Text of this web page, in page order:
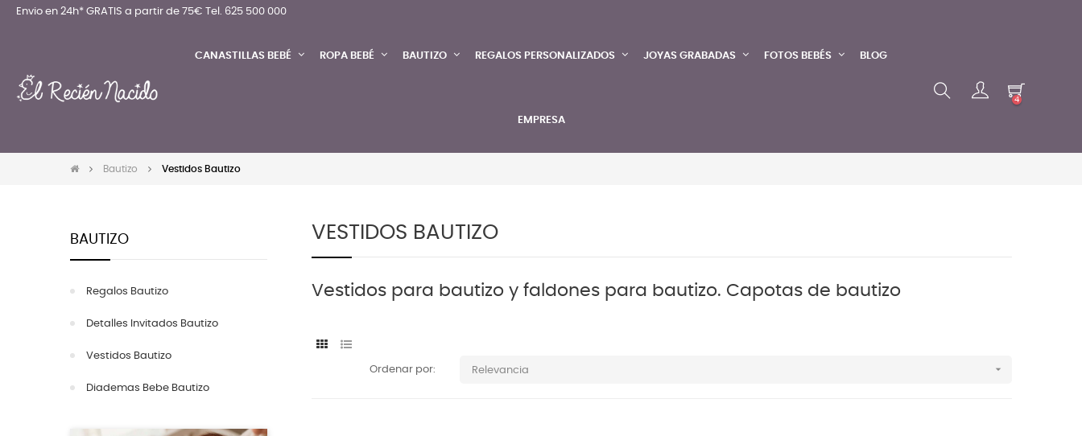
Envio en 24h* GRATIS a partir de 75€ Tel. 625 500 000
CANASTILLAS BEBÉ ROPA BEBÉ BAUTIZO REGALOS PERSONALIZADOS JOYAS GRABADAS FOTOS BEBÉS BLOG
EMPRESA
4
Bautizo Vestidos Bautizo
BAUTIZO
Regalos Bautizo
Detalles Invitados Bautizo
Vestidos Bautizo
Diademas Bebe Bautizo
VESTIDOS BAUTIZO
Vestidos para bautizo y faldones para bautizo. Capotas de bautizo
Ordenar por: Relevancia 